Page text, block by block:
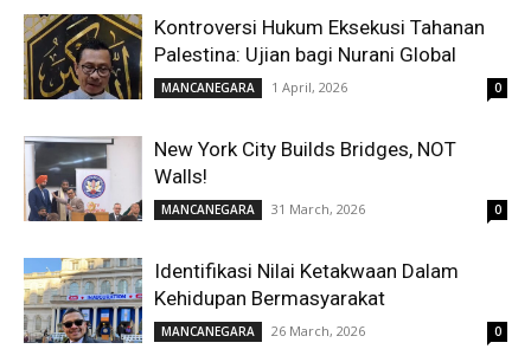
Kontroversi Hukum Eksekusi Tahanan
Palestina: Ujian bagi Nurani Global
MANCANEGARA 1 April, 2026 0
New York City Builds Bridges, NOT
Walls!
MANCANEGARA 31 March, 2026 0
Identifikasi Nilai Ketakwaan Dalam
Kehidupan Bermasyarakat
MANCANEGARA 26 March, 2026 0